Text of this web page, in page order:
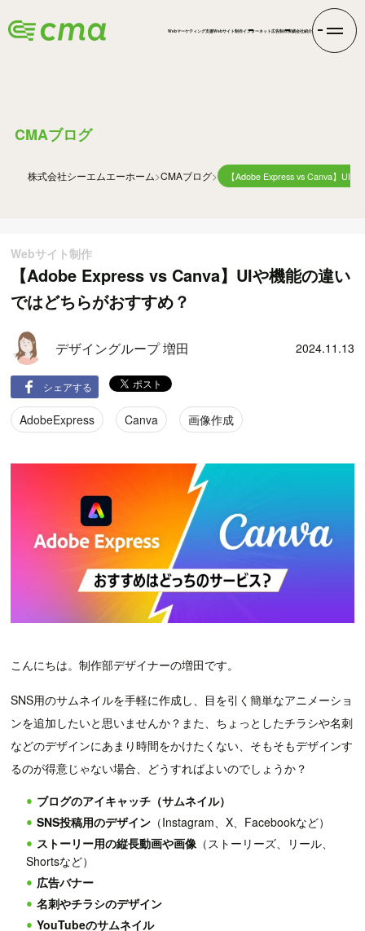
Webマーケティング支援Webサイト制作インターネット広告制作実績会社紹介
CMAブログ
株式会社シーエムエーホーム CMAブログ 【Adobe Express vs Canva】UI
Webサイト制作
【Adobe Express vs Canva】UIや機能の違い
ではどちらがおすすめ？
デザイングループ 増田 2024.11.13
シェアする
AdobeExpress Canva 画像作成
こんにちは。制作部デザイナーの増田です。
SNS用のサムネイルを手軽に作成し、目を引く簡単なアニメーショ
ンを追加したいと思いませんか？また、ちょっとしたチラシや名刺
などのデザインにあまり時間をかけたくない、そもそもデザインす
るのが得意じゃない場合、どうすればよいのでしょうか？
ブログのアイキャッチ（サムネイル）
SNS投稿用のデザイン（Instagram、X、Facebookなど）
ストーリー用の縦長動画や画像 （ストーリーズ、リール、
Shortsなど）
広告バナー
名刺やチラシのデザイン
YouTubeのサムネイル